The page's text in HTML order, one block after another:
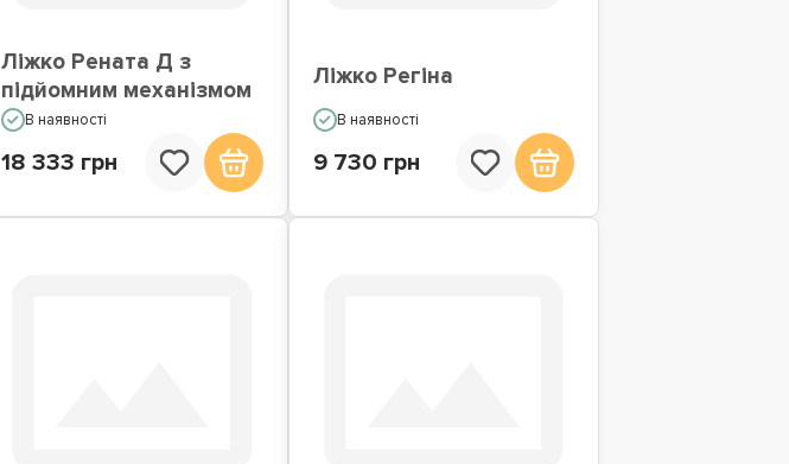
Ліжко Рената Д з
підйомним механізмом
В наявності
18 333 грн
Ліжко Регіна
В наявності
9 730 грн